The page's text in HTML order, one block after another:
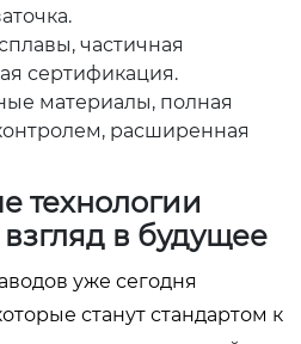
частичная
сертификация.
материалы, полная
расширенная
технологии
в будущее
уже сегодня
станут стандартом к